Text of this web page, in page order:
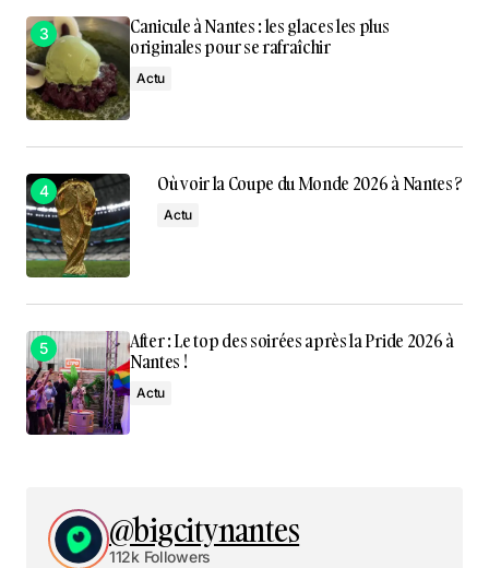
Canicule à Nantes : les glaces les plus
originales pour se rafraîchir
Actu
Où voir la Coupe du Monde 2026 à Nantes ?
Actu
After : Le top des soirées après la Pride 2026 à
Nantes !
Actu
@bigcitynantes
112k Followers